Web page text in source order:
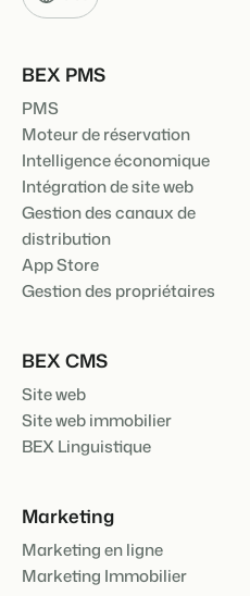
BEX PMS
PMS
Moteur de réservation
Intelligence économique
Intégration de site web
Gestion des canaux de
distribution
App Store
Gestion des propriétaires
BEX CMS
Site web
Site web immobilier
BEX Linguistique
Marketing
Marketing en ligne
Marketing Immobilier